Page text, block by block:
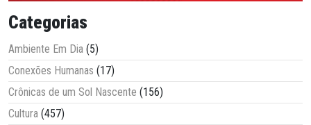
Categorias
Ambiente Em Dia (5)
Conexões Humanas (17)
Crônicas de um Sol Nascente (156)
Cultura (457)